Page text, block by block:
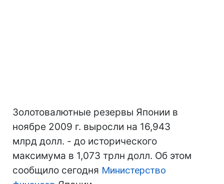
Золотовалютные резервы Японии в
ноябре 2009 г. выросли на 16,943
млрд долл. - до исторического
максимума в 1,073 трлн долл. Об этом
сообщило сегодня Министерство